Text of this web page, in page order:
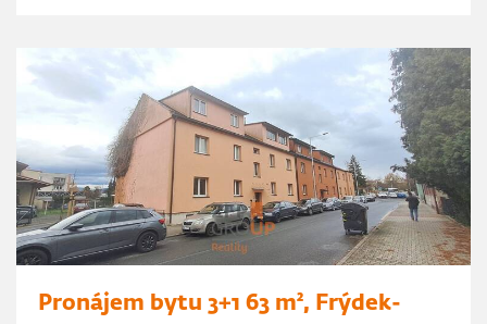
Pronájem bytu 3+1 63 m², Frýdek-